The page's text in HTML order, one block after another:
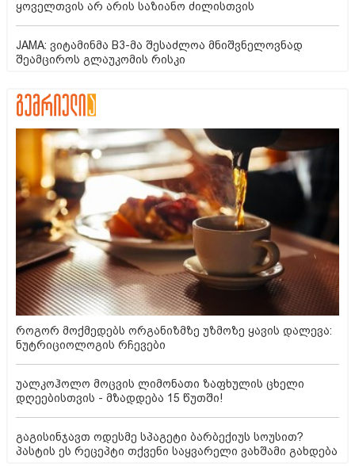
ყოველთვის არ არის საზიანო ძილისთვის
JAMA: ვიტამინმა B3-მა შესაძლოა მნიშვნელოვნად
შეამციროს გლაუკომის რისკი
როგორ მოქმედებს ორგანიზმზე უზმოზე ყავის დალევა:
ნუტრიციოლოგის რჩევები
უალკოჰოლო მოცვის ლიმონათი ზაფხულის ცხელი
დღეებისთვის - მზადდება 15 წუთში!
გაგისინჯავთ ოდესმე სპაგეტი ბარბექიუს სოუსით?
პასტის ეს რეცეპტი თქვენი საყვარელი ვახშამი გახდება